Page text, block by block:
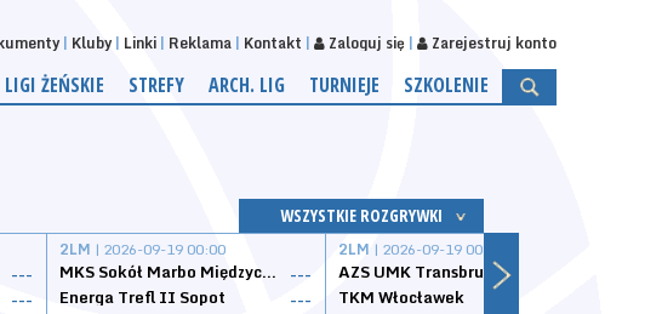
Kluby Linki Reklama Kontakt Zaloguj się Zarejestruj konto
LIGI ŻEŃSKIE STREFY ARCH. LIG TURNIEJE SZKOLENIE
WSZYSTKIE ROZGRYWKI
---
---
2LM | 2026-09-19 00:00
MKS Sokół Marbo Międzychód ---
Energa Trefl II Sopot
---
2LM | 2026-09-19 00:00
AZS UMK Transbruk Toruń
TKM Włocławek